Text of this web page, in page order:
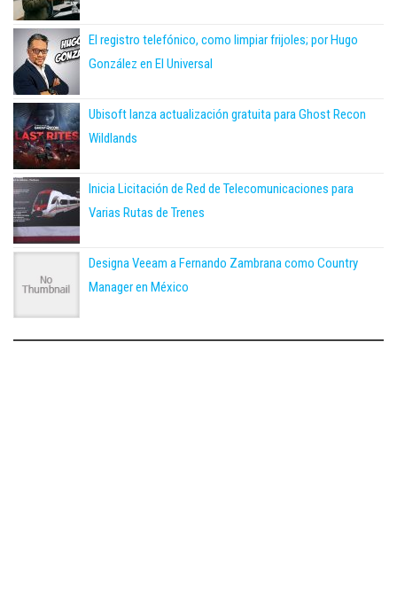
El registro telefónico, como limpiar frijoles; por Hugo
González en El Universal
Ubisoft lanza actualización gratuita para Ghost Recon
Wildlands
Inicia Licitación de Red de Telecomunicaciones para
Varias Rutas de Trenes
Designa Veeam a Fernando Zambrana como Country
Manager en México